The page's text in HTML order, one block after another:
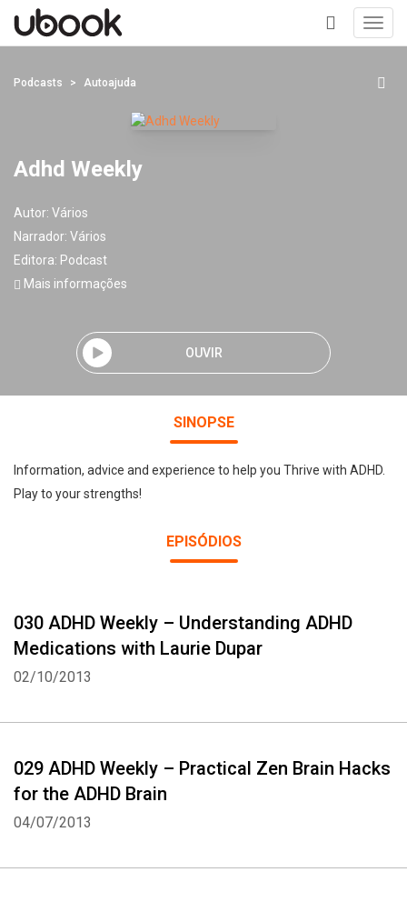
+
Podcasts Autoajuda
Adhd Weekly
Autor: Vários
Narrador: Vários
Editora: Podcast
Mais informações
OUVIR
SINOPSE
Information, advice and experience to help you Thrive with ADHD.
Play to your strengths!
EPISÓDIOS
030 ADHD Weekly – Understanding ADHD
Medications with Laurie Dupar
02/10/2013
029 ADHD Weekly – Practical Zen Brain Hacks
for the ADHD Brain
04/07/2013